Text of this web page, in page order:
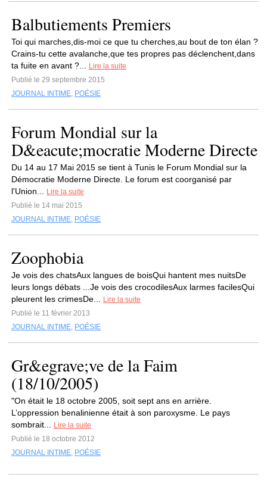
Balbutiements Premiers
Toi qui marches,dis-moi ce que tu cherches,au bout de ton élan ?
Crains-tu cette avalanche,que tes propres pas déclenchent,dans
ta fuite en avant ?...
Lire la suite
Publié le 29 septembre 2015
JOURNAL INTIME, POÉSIE
Forum Mondial sur la
D&eacute;mocratie Moderne Directe
Du 14 au 17 Mai 2015 se tient à Tunis le Forum Mondial sur la
Démocratie Moderne Directe. Le forum est coorganisé par
l'Union...
Lire la suite
Publié le 14 mai 2015
JOURNAL INTIME, POÉSIE
Zoophobia
Je vois des chatsAux langues de boisQui hantent mes nuitsDe
leurs longs débats ...Je vois des crocodilesAux larmes facilesQui
pleurent les crimesDe...
Lire la suite
Publié le 11 février 2013
JOURNAL INTIME, POÉSIE
Gr&egrave;ve de la Faim
(18/10/2005)
"On était le 18 octobre 2005, soit sept ans en arrière.
L’oppression benalinienne était à son paroxysme. Le pays
sombrait...
Lire la suite
Publié le 18 octobre 2012
JOURNAL INTIME, POÉSIE